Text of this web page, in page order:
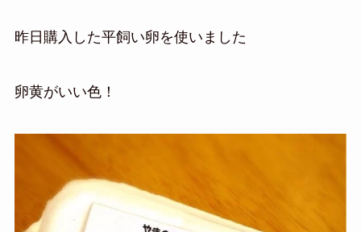
昨日購入した平飼い卵を使いました
卵黄がいい色！